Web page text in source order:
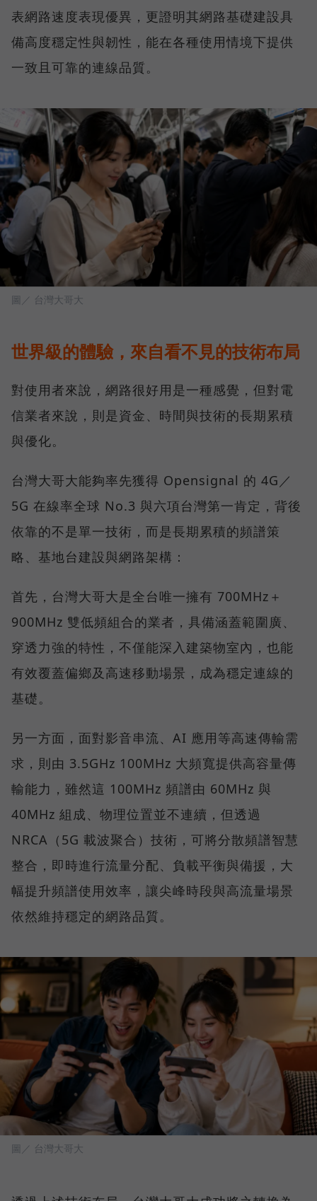
表網路速度表現優異，更證明其網路基礎建設具
備高度穩定性與韌性，能在各種使用情境下提供
一致且可靠的連線品質。
圖／ 台灣大哥大
世界級的體驗，來自看不見的技術布局
對使用者來說，網路很好用是一種感覺，但對電
信業者來說，則是資金、時間與技術的長期累積
與優化。
台灣大哥大能夠率先獲得 Opensignal 的 4G／
5G 在線率全球 No.3 與六項台灣第一肯定，背後
依靠的不是單一技術，而是長期累積的頻譜策
略、基地台建設與網路架構：
首先，台灣大哥大是全台唯一擁有 700MHz＋
900MHz 雙低頻組合的業者，具備涵蓋範圍廣、
穿透力強的特性，不僅能深入建築物室內，也能
有效覆蓋偏鄉及高速移動場景，成為穩定連線的
基礎。
另一方面，面對影音串流、AI 應用等高速傳輸需
求，則由 3.5GHz 100MHz 大頻寬提供高容量傳
輸能力，雖然這 100MHz 頻譜由 60MHz 與
40MHz 組成、物理位置並不連續，但透過
NRCA（5G 載波聚合）技術，可將分散頻譜智慧
整合，即時進行流量分配、負載平衡與備援，大
幅提升頻譜使用效率，讓尖峰時段與高流量場景
依然維持穩定的網路品質。
圖／ 台灣大哥大